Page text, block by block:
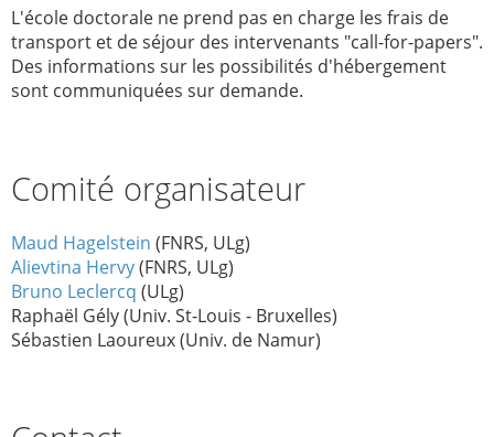
L'école doctorale ne prend pas en charge les frais de
transport et de séjour des intervenants "call-for-papers".
Des informations sur les possibilités d'hébergement
sont communiquées sur demande.
Comité organisateur
Maud Hagelstein (FNRS, ULg)
Alievtina Hervy(FNRS, ULg)
Bruno Leclercq (ULg)
Raphaël Gély (Univ. St-Louis - Bruxelles)
Sébastien Laoureux (Univ. de Namur)